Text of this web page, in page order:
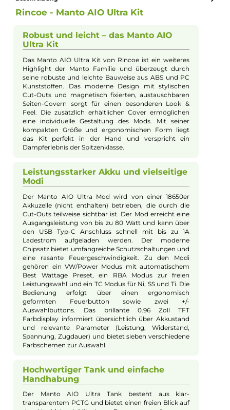
Beschreibung
Rincoe - Manto AIO Ultra Kit
Robust und leicht – das Manto AIO
Ultra Kit
Das Manto AIO Ultra Kit von Rincoe ist ein weiteres
Highlight der Manto Familie und überzeugt durch
seine robuste und leichte Bauweise aus ABS und PC
Kunststoffen. Das moderne Design mit stylischen
Cut-Outs und magnetisch fixierten, austauschbaren
Feel. Die zusätzlich erhältlichen Cover ermöglichen
eine individuelle Gestaltung des Mods. Mit seiner
kompakten Größe und ergonomischen Form liegt
das Kit perfekt in der Hand und verspricht ein
Dampferlebnis der Spitzenklasse.
Farbfamilie:
Schwarz
Geregelter Akkuträger:
Ja
Maximale Leistung:
Zugverhalten: Mouth-to-Lung
Experte für dieses Produkt
Kevin Maxhuni
Produkt-Manager & Experte
Experten schnell und einfach per E-Mail:
E-Mail senden